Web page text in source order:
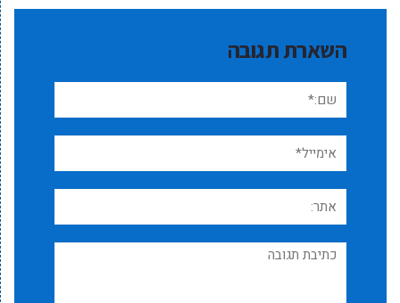
השארת תגובה
שם:*
אימייל*
אתר:
תגובה